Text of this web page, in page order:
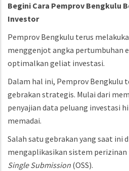
Begini Cara Pemprov Bengkulu
Investor
Pemprov Bengkulu terus
menggenjot angka pertumbuhan
optimalkan geliat investasi.
Dalam hal ini, Pemprov Bengkulu
gebrakan strategis. Mulai dari
penyajian data peluang investasi
memadai.
Salah satu gebrakan yang saat ini
mengaplikasikan sistem
Single Submission (OSS).